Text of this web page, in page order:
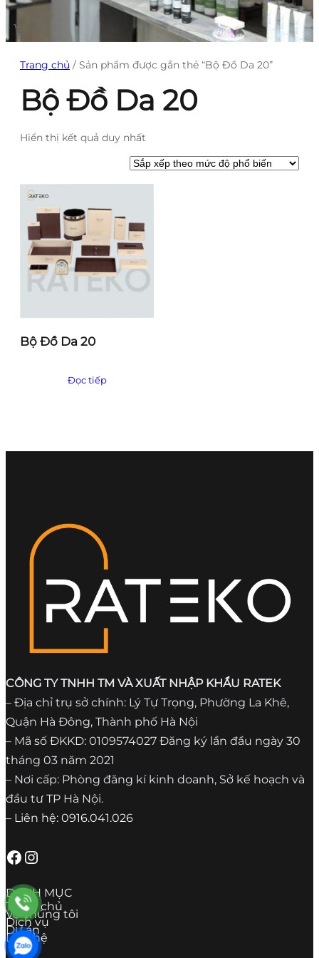
Trang chủ / Sản phẩm được gắn thẻ “Bộ Đồ Da 20”
Bộ Đồ Da 20
Hiển thị kết quả duy nhất
Bộ Đồ Da 20
Đọc tiếp
CÔNG TY TNHH TM VÀ XUẤT NHẬP KHẨU RATEK
– Địa chỉ trụ sở chính: Lý Tự Trọng, Phường La Khê,
Quận Hà Đông, Thành phố Hà Nội
– Mã số ĐKKD: 0109574027 Đăng ký lần đầu ngày 30
tháng 03 năm 2021
– Nơi cấp: Phòng đăng kí kinh doanh, Sở kế hoạch và
đầu tư TP Hà Nội.
– Liên hệ: 0916.041.026
Facebook Instagram
DANH MỤC
Trang chủ
Về chúng tôi
Dịch vụ
Dự án
Liên hệ